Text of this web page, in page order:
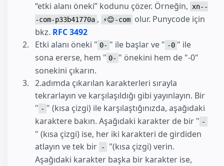
“etki alanı öneki” kodunu çözer. Örneğin,
xn--
-com-p33b41770a , ⚡😊-com olur. Punycode için
bkz. RFC 3492
Etki alanı öneki " 0- " ile başlar ve " -0 " ile
sona ererse, hem " 0- " önekini hem de "-0"
sonekini çıkarın.
2.adımda çıkarılan karakterleri sırayla
tekrarlayın ve karşılaşıldığı gibi yayınlayın. Bir
" - " (kısa çizgi) ile karşılaştığınızda, aşağıdaki
karaktere bakın. Aşağıdaki karakter de bir " -
" (kısa çizgi) ise, her iki karakteri de girdiden
atlayın ve tek bir
-
"(kısa çizgi) verin.
Aşağıdaki karakter başka bir karakter ise,